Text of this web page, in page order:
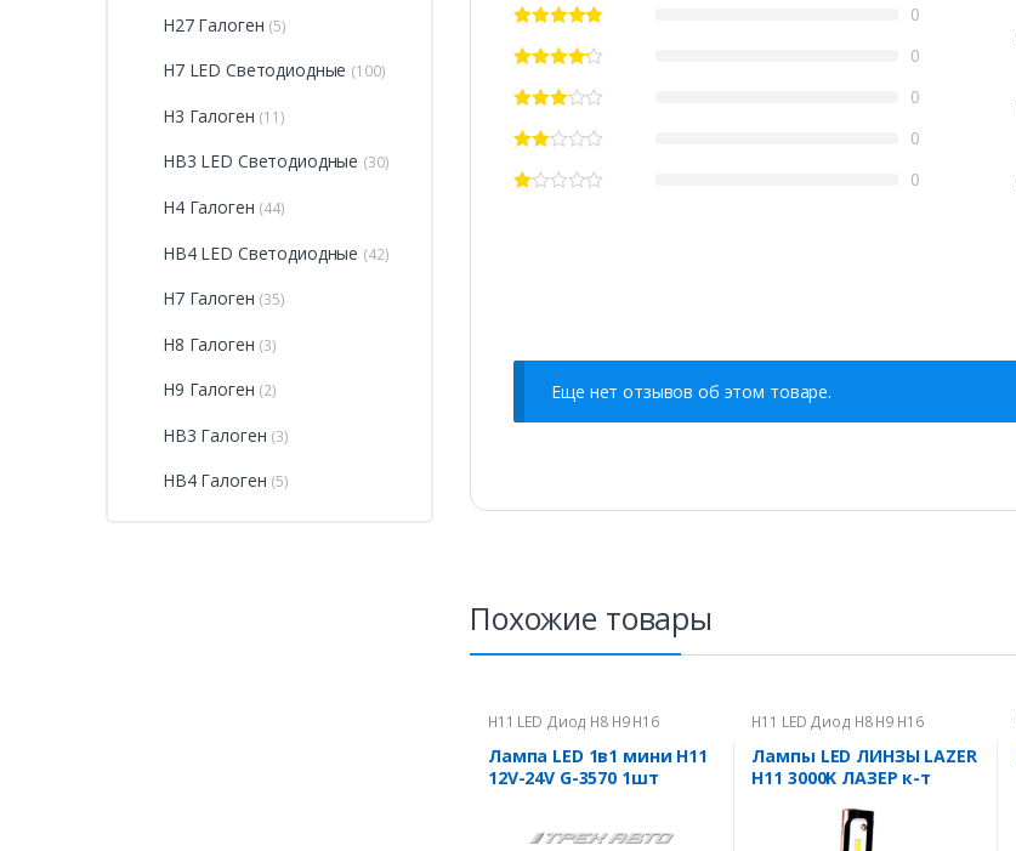
0
0
0
0
0
Еще нет отзывов об этом товаре.
Похожие товары
H11 LED Диод H8 H9 H16
Лампа LED 1в1 мини H11
12V-24V G-3570 1шт
H11 LED Диод H8 H9 H16
Лампы LED ЛИНЗЫ LAZER
H11 3000K ЛАЗЕР к-т
H27 Галоген (5)
H7 LED Светодиодные (100)
H3 Галоген (11)
HB3 LED Светодиодные (30)
H4 Галоген (44)
HB4 LED Светодиодные (42)
H7 Галоген (35)
H8 Галоген (3)
H9 Галоген (2)
HB3 Галоген (3)
HB4 Галоген (5)